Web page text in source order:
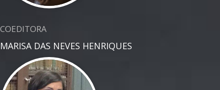
COEDITORA
MARISA DAS NEVES HENRIQUES